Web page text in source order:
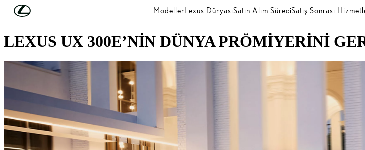
Skip to Main Content ModellerLexus DünyasıSatın Alım SüreciSatış Sonrası
LEXUS HABERLERİ
LEXUS UX 300E’NİN DÜNYA PRÖMİYERİNİ